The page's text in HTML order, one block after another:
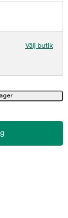
Välj butik